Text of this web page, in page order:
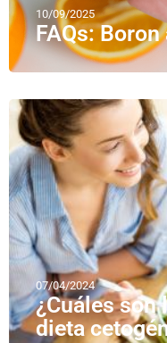
10/09/2025
FAQs:
07/04/2024
¿Cuáles son
dieta